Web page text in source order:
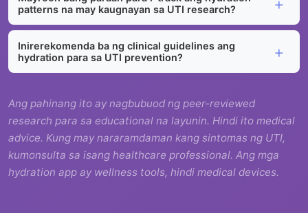
patterns na may kaugnayan sa UTI research?
Inirerekomenda ba ng clinical guidelines ang
hydration para sa UTI prevention?
Ang pahinang ito ay nagbubuod ng peer-reviewed
research para sa educational na layunin. Hindi ito medical
advice. Kung may nararamdaman kang sintomas ng UTI,
kumonsulta sa isang healthcare professional. Ang mga
hydration app ay wellness tools, hindi medical devices.